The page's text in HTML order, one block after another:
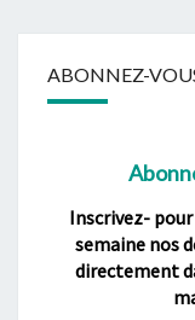
ABONNEZ-
Inscrivez-
semaine nos
directement